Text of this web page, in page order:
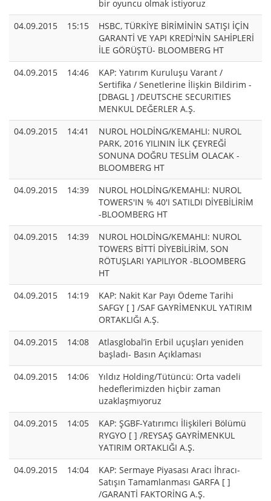
bir oyuncu olmak istiyoruz
04.09.2015
15:15
HSBC, TÜRKİYE BİRİMİNİN SATIŞI İÇİN
GARANTİ VE YAPI KREDİ'NİN SAHİPLERİ
İLE GÖRÜŞTÜ- BLOOMBERG HT
04.09.2015
14:46
KAP: Yatırım Kuruluşu Varant /
Sertifika / Senetlerine İlişkin Bildirim -
[DBAGL ] /DEUTSCHE SECURITIES
MENKUL DEĞERLER A.Ş.
04.09.2015
14:41
NUROL HOLDİNG/KEMAHLI: NUROL
PARK, 2016 YILININ İLK ÇEYREĞİ
SONUNA DOĞRU TESLİM OLACAK -
BLOOMBERG HT
04.09.2015
14:39
NUROL HOLDİNG/KEMAHLI: NUROL
TOWERS'IN % 40'I SATILDI DİYEBİLİRİM
-BLOOMBERG HT
04.09.2015
14:39
NUROL HOLDİNG/KEMAHLI: NUROL
TOWERS BİTTİ DİYEBİLİRİM, SON
RÖTUŞLARI YAPILIYOR -BLOOMBERG
HT
04.09.2015
14:19
KAP: Nakit Kar Payı Ödeme Tarihi
SAFGY [ ] /SAF GAYRİMENKUL YATIRIM
ORTAKLIĞI A.Ş.
04.09.2015
14:08
Atlasglobal’in Erbil uçuşları yeniden
başladı- Basın Açıklaması
04.09.2015
14:06
Yıldız Holding/Tütüncü: Orta vadeli
hedeflerimizden hiçbir zaman
uzaklaşmıyoruz
04.09.2015
14:05
KAP: ŞGBF-Yatırımcı İlişkileri Bölümü
RYGYO [ ] /REYSAŞ GAYRİMENKUL
YATIRIM ORTAKLIĞI A.Ş.
04.09.2015
14:04
KAP: Sermaye Piyasası Aracı İhracı-
Satışın Tamamlanması GARFA [ ]
/GARANTİ FAKTORİNG A.Ş.